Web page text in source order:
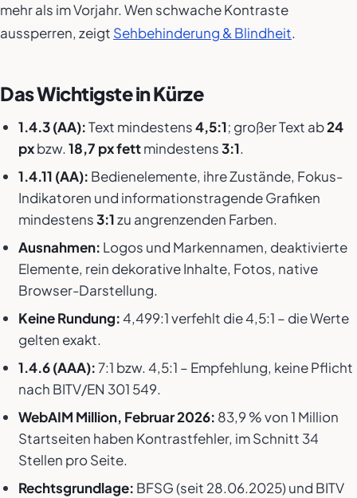
mehr als im Vorjahr. Wen schwache Kontraste
aussperren, zeigt Sehbehinderung & Blindheit.
Das Wichtigste in Kürze
1.4.3 (AA):Text mindestens4,5:1; großer Text ab24
pxbzw. 18,7 px fettmindestens3:1.
1.4.11 (AA): Bedienelemente, ihre Zustände, Fokus-
Indikatoren und informationstragende Grafiken
mindestens3:1zu angrenzenden Farben.
Ausnahmen: Logos und Markennamen, deaktivierte
Elemente, rein dekorative Inhalte, Fotos, native
Browser-Darstellung.
Keine Rundung:4,499:1 verfehlt die 4,5:1 – die Werte
gelten exakt.
1.4.6 (AAA):7:1 bzw. 4,5:1 – Empfehlung, keine Pflicht
nach BITV/EN 301 549.
WebAIM Million, Februar 2026: 83,9 % von 1 Million
Startseiten haben Kontrastfehler, im Schnitt 34
Stellen pro Seite.
Rechtsgrundlage: BFSG (seit 28.06.2025) und BITV